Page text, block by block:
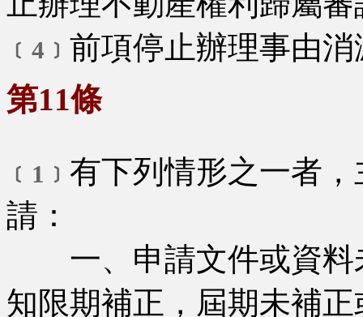
﹝4﹞ 前項停止辦理事由
第11條
﹝1﹞ 有下列情形之一者
請：
一、申請文件或資料
知限期補正，屆期未補